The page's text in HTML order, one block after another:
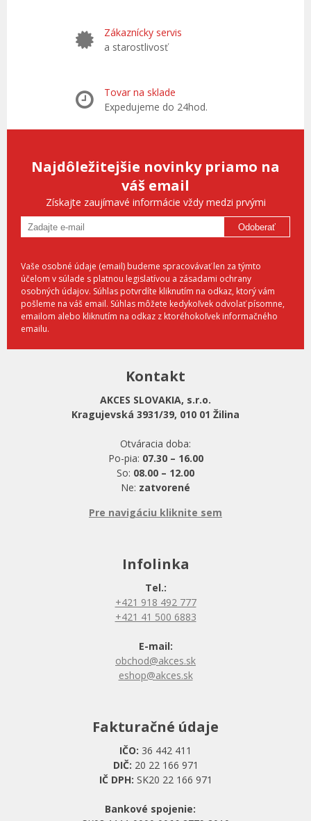
Zákaznícky servis
a starostlivosť
Tovar na sklade
Expedujeme do 24hod.
Najdôležitejšie novinky priamo na
váš email
Získajte zaujímavé informácie vždy medzi prvými
Odoberať
Vaše osobné údaje (email) budeme spracovávať len za týmto
účelom v súlade s platnou legislatívou a zásadami ochrany
osobných údajov. Súhlas potvrdíte kliknutím na odkaz, ktorý vám
pošleme na váš email. Súhlas môžete kedykoľvek odvolať písomne,
emailom alebo kliknutím na odkaz z ktoréhokoľvek informačného
emailu.
Kontakt
AKCES SLOVAKIA, s.r.o.
Kragujevská 3931/39, 010 01 Žilina
Otváracia doba:
Po-pia: 07.30 – 16.00
So: 08.00 – 12.00
Ne: zatvorené
Pre navigáciu kliknite sem
Infolinka
Tel.:
+421 918 492 777
+421 41 500 6883
E-mail:
obchod@akces.sk
eshop@akces.sk
Fakturačné údaje
IČO: 36 442 411
DIČ: 20 22 166 971
IČ DPH: SK20 22 166 971
Bankové spojenie: